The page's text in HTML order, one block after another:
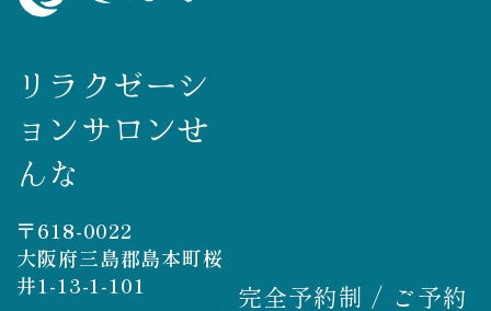
リラクゼーシ
ョンサロンせ
んな
〒618-0022
大阪府三島郡島本町桜
井1-13-1-101
完全予約制 / ご予約